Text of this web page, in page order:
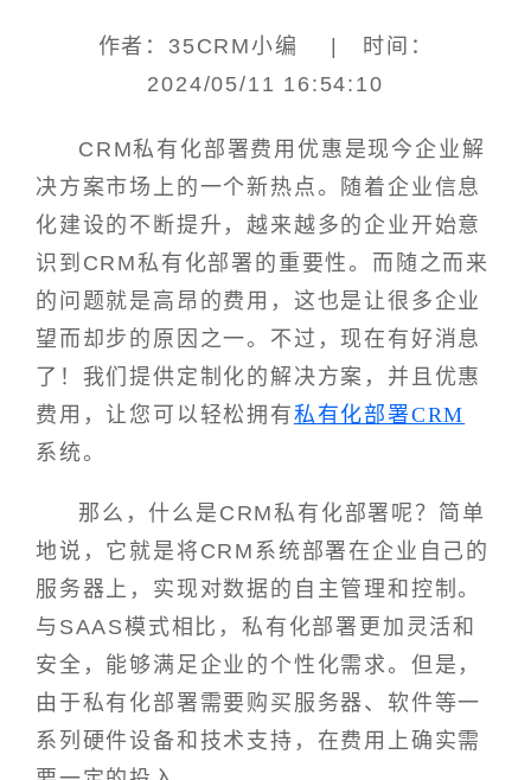
作者：35CRM小编 | 时间：
2024/05/11 16:54:10
CRM私有化部署费用优惠是现今企业解
决方案市场上的一个新热点。随着企业信息
化建设的不断提升，越来越多的企业开始意
识到CRM私有化部署的重要性。而随之而来
的问题就是高昂的费用，这也是让很多企业
望而却步的原因之一。不过，现在有好消息
了！我们提供定制化的解决方案，并且优惠
费用，让您可以轻松拥有私有化部署CRM
系统。
那么，什么是CRM私有化部署呢？简单
地说，它就是将CRM系统部署在企业自己的
服务器上，实现对数据的自主管理和控制。
与SAAS模式相比，私有化部署更加灵活和
安全，能够满足企业的个性化需求。但是，
由于私有化部署需要购买服务器、软件等一
系列硬件设备和技术支持，在费用上确实需